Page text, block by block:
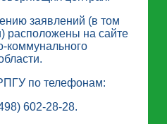
заявлений (в том
расположены на сайте
коммунального
по телефонам:
602-28-28.